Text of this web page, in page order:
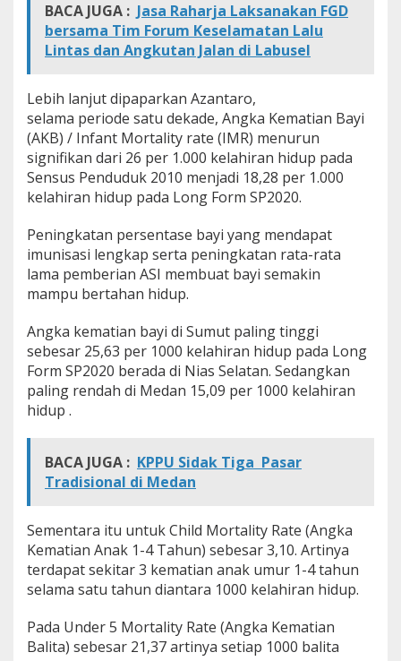
BACA JUGA : Jasa Raharja Laksanakan FGD
bersama Tim Forum Keselamatan Lalu
Lintas dan Angkutan Jalan di Labusel
Lebih lanjut dipaparkan Azantaro,
selama periode satu dekade, Angka Kematian Bayi
(AKB) / Infant Mortality rate (IMR) menurun
signifikan dari 26 per 1.000 kelahiran hidup pada
Sensus Penduduk 2010 menjadi 18,28 per 1.000
kelahiran hidup pada Long Form SP2020.
Peningkatan persentase bayi yang mendapat
imunisasi lengkap serta peningkatan rata-rata
lama pemberian ASI membuat bayi semakin
mampu bertahan hidup.
Angka kematian bayi di Sumut paling tinggi
sebesar 25,63 per 1000 kelahiran hidup pada Long
Form SP2020 berada di Nias Selatan. Sedangkan
paling rendah di Medan 15,09 per 1000 kelahiran
hidup .
BACA JUGA : KPPU Sidak Tiga Pasar
Tradisional di Medan
Sementara itu untuk Child Mortality Rate (Angka
Kematian Anak 1-4 Tahun) sebesar 3,10. Artinya
terdapat sekitar 3 kematian anak umur 1-4 tahun
selama satu tahun diantara 1000 kelahiran hidup.
Pada Under 5 Mortality Rate (Angka Kematian
Balita) sebesar 21,37 artinya setiap 1000 balita